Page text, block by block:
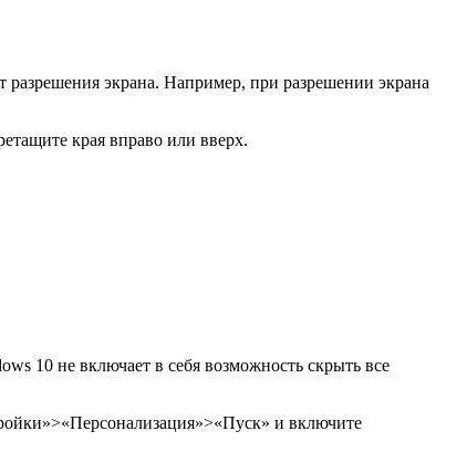
разрешения экрана. Например, при разрешении экрана
края вправо или вверх.
10 не включает в себя возможность скрыть все
и включите